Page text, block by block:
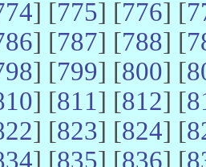
] [775] [776] [
] [787] [788] [
] [799] [800] [
] [811] [812] [
] [823] [824] [
] [835] [836] [